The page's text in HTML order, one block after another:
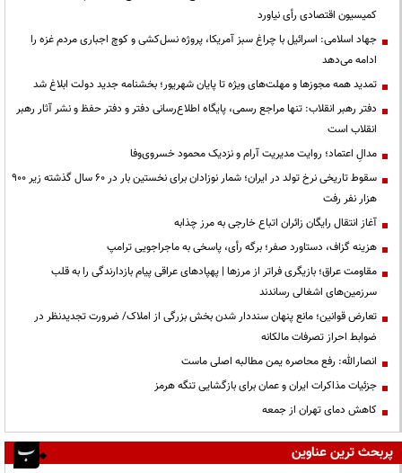
کمیسیون اقتصادی رأی نیاورد
جهاد اسلامی: اسرائیل با چراغ سبز آمریکا، پروژه نسل‌کشی و کوچ اجباری مردم غزه را
ادامه می‌دهد
تمدید همه مجوزها و مهلت‌های ویژه تا پایان شهریور؛ بخشنامه جدید دولت ابلاغ شد
دفتر رهبر انقلاب: تنها مراجع رسمی، پایگاه اطلاع‌رسانی دفتر و دفتر حفظ و نشر آثار رهبر
انقلاب است
مدالِ اعتماد؛ روایت مدیریت آرام و نزدیک محمود خسروی‌وفا
سقوط تاریخی نرخ تولد در ایران؛ شمار نوزادان برای نخستین بار در ۶۰ سال گذشته زیر ۹۰۰
هزار نفر رفت
آغاز انتقال رایگان زائران اتباع خارجی به مرز چذابه
هزینه گزاف، دستاورد صفر؛ برگه رأی، پاسخی به ماجراجویی ترامپ
مقاومت عراق؛ بازیگری فراتر از مرزها | پهپادهای عراقی پیام بازدارندگی را به قلب
سرزمین‌های اشغالی رساندند
تعارض قوانین؛ مانع پنهان سنددار شدن بخش بزرگی از املاک/ ضرورت تجدیدنظر در
ضوابط احراز تصرفات مالکانه
انصارالله: رفع محاصره یمن مطالبه اصلی ماست
جزئیات مذاکرات ایران و عمان برای بازگشایی تنگه هرمز
کاهش دمای تهران از جمعه
پربحث ترین عناوین